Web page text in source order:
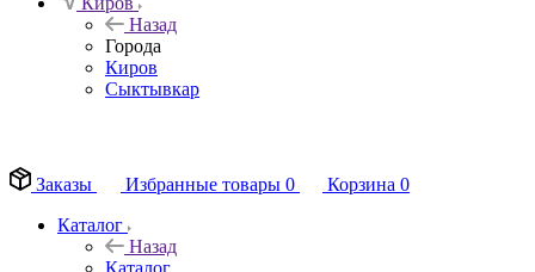
Назад
Города
Киров
Сыктывкар
Заказы
Избранные товары 0 Корзина 0
Каталог
Назад
Каталог